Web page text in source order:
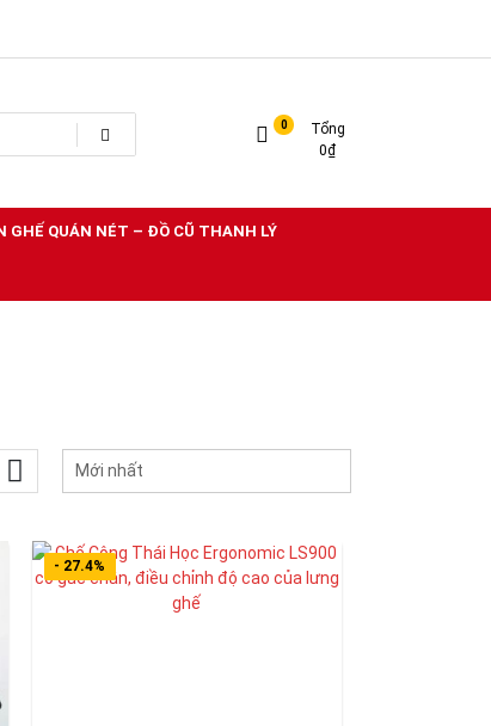
0
Tổng
0₫
GHẾ QUÁN NÉT – ĐỒ CŨ THANH LÝ
- 27.4%